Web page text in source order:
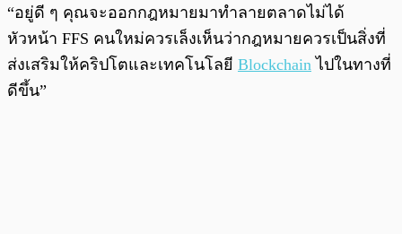
“อยู่ดี ๆ คุณจะออกกฎหมายมาทำลายตลาดไม่ได้
หัวหน้า FFS คนใหม่ควรเล็งเห็นว่ากฎหมายควรเป็นสิ่งที่
ส่งเสริมให้คริปโตและเทคโนโลยี Blockchain ไปในทางที่
ดีขึ้น”